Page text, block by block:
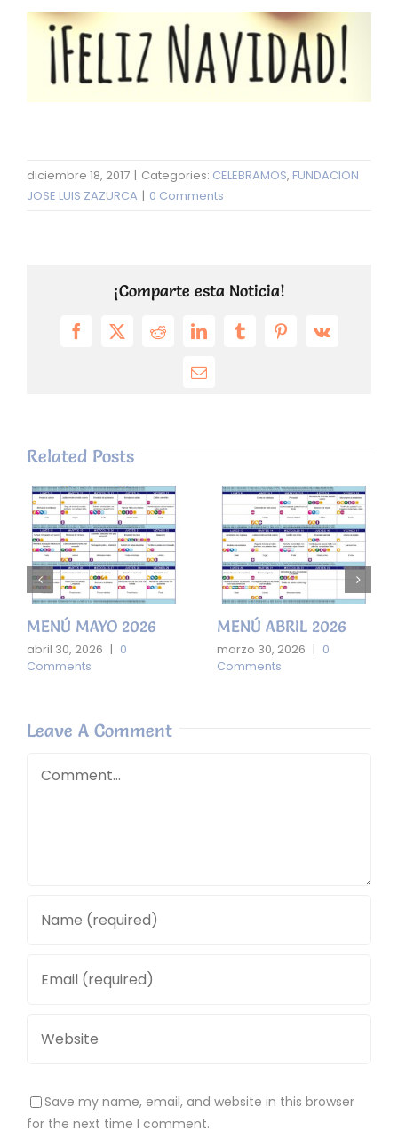
diciembre 18, 2017 | Categories: CELEBRAMOS, FUNDACION
JOSE LUIS ZAZURCA | 0 Comments
¡Comparte esta Noticia!
Facebook
X RedditLinkedInTumblrPinterest
Vk
Email
Related Posts
MENÚ MAYO 2026
abril 30, 2026 | 0
Comments
MENÚ ABRIL 2026
marzo 30, 2026 | 0
Comments
Leave A Comment
Save my name, email, and website in this browser
for the next time I comment.